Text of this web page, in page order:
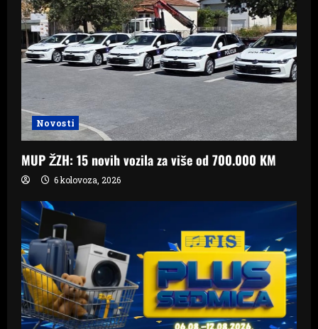
Novosti
MUP ŽZH: 15 novih vozila za više od 700.000 KM
6 kolovoza, 2026